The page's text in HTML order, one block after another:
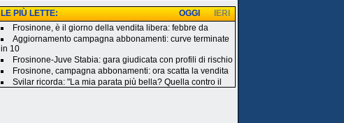
LE PIÙ LETTE: IERI
OGGI
Frosinone, è il giorno della vendita libera: febbre da
Aggiornamento campagna abbonamenti: curve terminate
in 10
Frosinone-Juve Stabia: gara giudicata con profili di rischio
Frosinone, campagna abbonamenti: ora scatta la vendita
Svilar ricorda: "La mia parata più bella? Quella contro il